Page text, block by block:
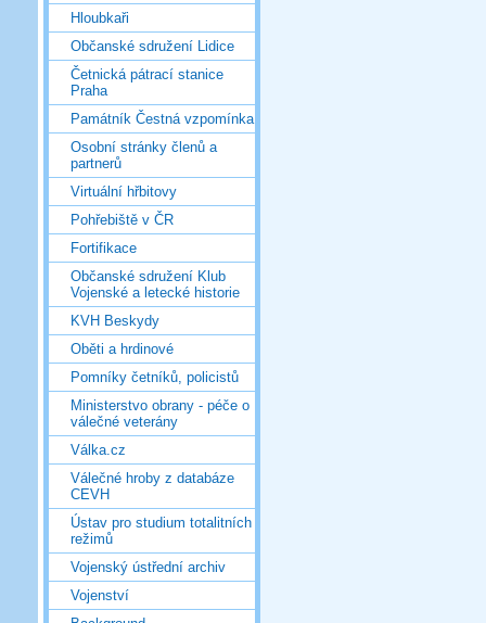
Hloubkaři
Občanské sdružení Lidice
Četnická pátrací stanice
Praha
Památník Čestná vzpomínka
Osobní stránky členů a
partnerů
Virtuální hřbitovy
Pohřebiště v ČR
Fortifikace
Občanské sdružení Klub
Vojenské a letecké historie
KVH Beskydy
Oběti a hrdinové
Pomníky četníků, policistů
Ministerstvo obrany - péče o
válečné veterány
Válka.cz
Válečné hroby z databáze
CEVH
Ústav pro studium totalitních
režimů
Vojenský ústřední archiv
Vojenství